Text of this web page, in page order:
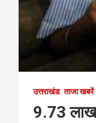
उत्तराखंड ताजा खबरें
9.73 लाख